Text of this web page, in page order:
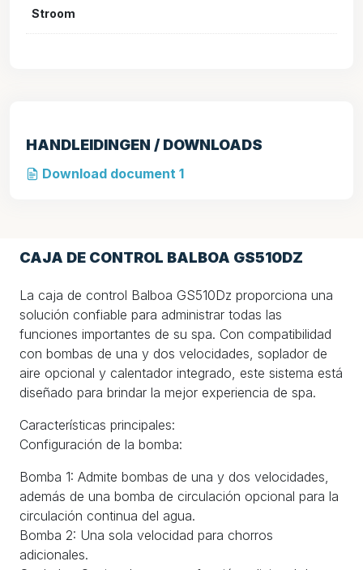
Stroom
HANDLEIDINGEN / DOWNLOADS
Download document 1
CAJA DE CONTROL BALBOA GS510DZ
La caja de control Balboa GS510Dz proporciona una
solución confiable para administrar todas las
funciones importantes de su spa. Con compatibilidad
con bombas de una y dos velocidades, soplador de
aire opcional y calentador integrado, este sistema está
diseñado para brindar la mejor experiencia de spa.
Características principales:
Configuración de la bomba:
Bomba 1: Admite bombas de una y dos velocidades,
además de una bomba de circulación opcional para la
circulación continua del agua.
Bomba 2: Una sola velocidad para chorros
adicionales.